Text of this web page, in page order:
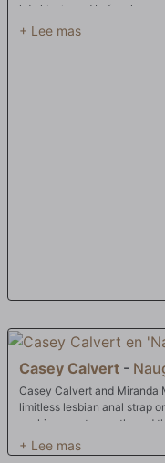
lets him in and before he
mind though is getting that
Casey Calvert -
Casey Calvert and Miranda
limitless lesbian anal strap
sucking, ass to mouth, and
beyond naughty schoolgirls!!